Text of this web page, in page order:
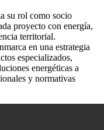
su rol como socio
proyecto con energía,
territorial.
en una estrategia
especializados,
energéticas a
y normativas